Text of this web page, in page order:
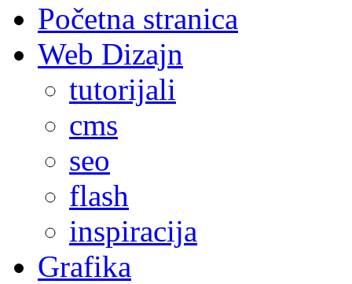
Početna stranica
Web Dizajn
tutorijali
cms
seo
flash
inspiracija
Grafika